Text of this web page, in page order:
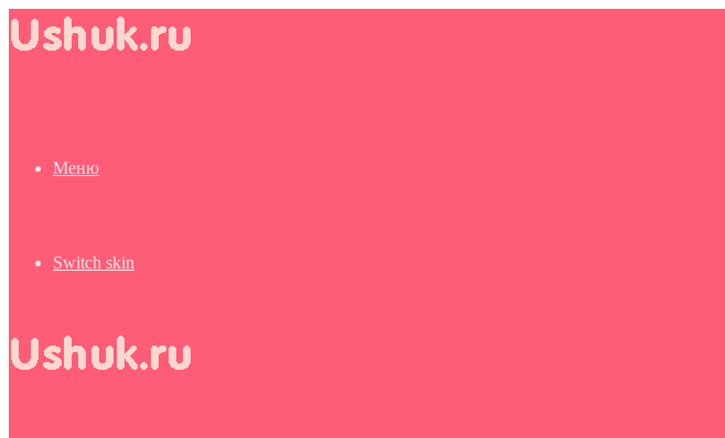
Меню
Switch skin